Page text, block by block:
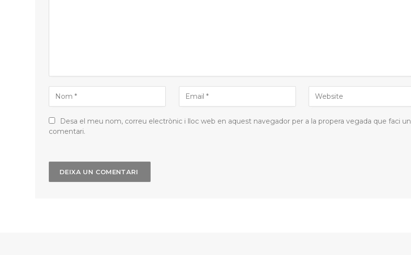
Desa el meu nom, correu electrònic i lloc web en aquest navegador per a la propera vegada que faci un
comentari.